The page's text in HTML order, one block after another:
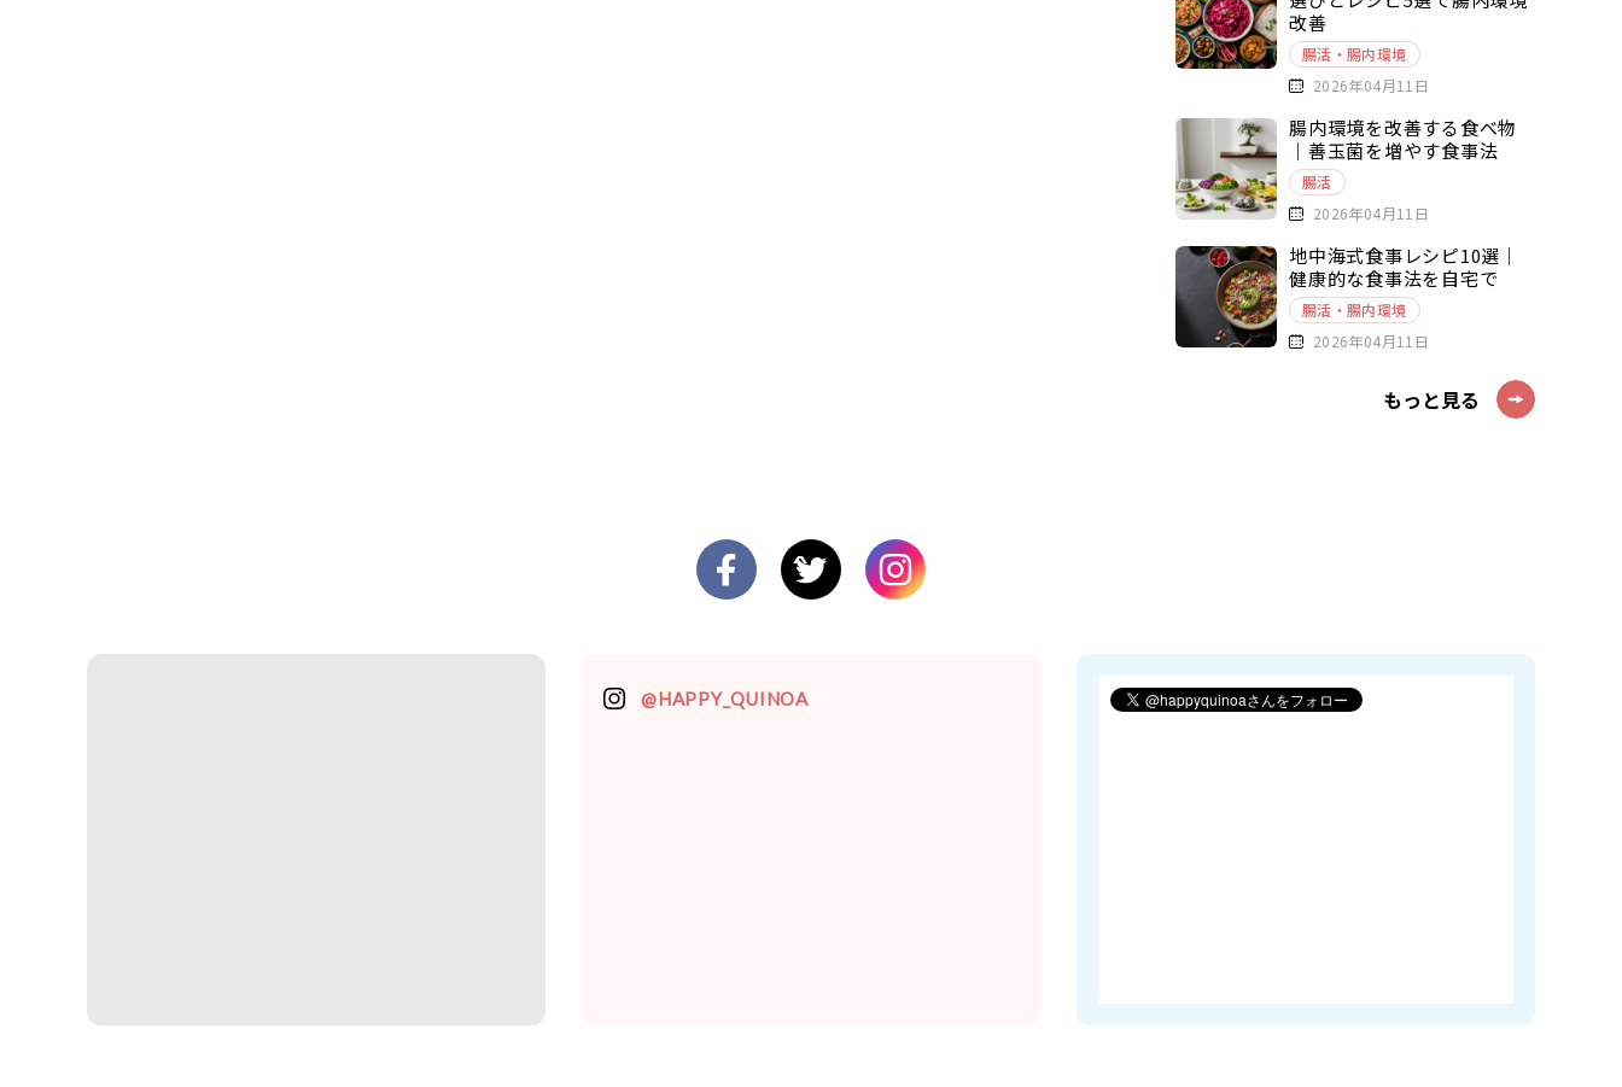
改善
腸活・腸内環境
2026年04月11日
腸内環境を改善する食べ物
｜善玉菌を増やす食事法
腸活
2026年04月11日
地中海式食事レシピ10選｜
健康的な食事法を自宅で
腸活・腸内環境
2026年04月11日
もっと見る
@HAPPY_QUINOA